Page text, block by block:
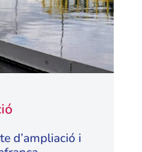
d’ampliació i